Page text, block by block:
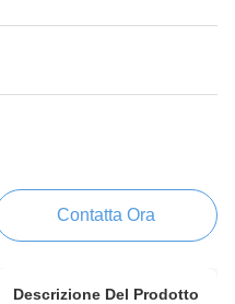
Contatta Ora
Descrizione Del Prodotto